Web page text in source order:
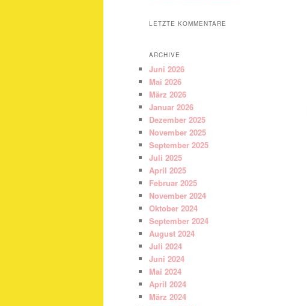
LETZTE KOMMENTARE
ARCHIVE
Juni 2026
Mai 2026
März 2026
Januar 2026
Dezember 2025
November 2025
September 2025
Juli 2025
April 2025
Februar 2025
November 2024
Oktober 2024
September 2024
August 2024
Juli 2024
Juni 2024
Mai 2024
April 2024
März 2024